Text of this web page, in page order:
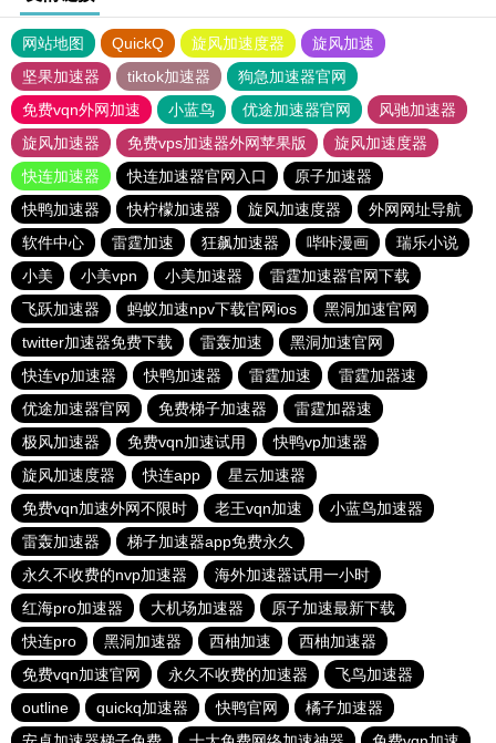
网站地图 QuickQ 旋风加速度器
旋风加速
坚果加速器
tiktok加速器
狗急加速器官网
免费vqn外网加速
小蓝鸟 优途加速器官网
风驰加速器
旋风加速器
免费vps加速器外网苹果版
旋风加速度器
快连加速器
快连加速器官网入口
原子加速器
快鸭加速器
快柠檬加速器 旋风加速度器
外网网址导航
软件中心
雷霆加速 狂飙加速器 哔咔漫画
瑞乐小说
小美
小美vpn 小美加速器
雷霆加速器官网下载
飞跃加速器
蚂蚁加速npv下载官网ios
黑洞加速官网
twitter加速器免费下载
雷轰加速
黑洞加速官网
快连vp加速器
快鸭加速器 雷霆加速
雷霆加器速
优途加速器官网
免费梯子加速器
雷霆加器速
极风加速器
免费vqn加速试用
快鸭vp加速器
旋风加速度器
快连app
星云加速器
免费vqn加速外网不限时
老王vqn加速
小蓝鸟加速器
雷轰加速器
梯子加速器app免费永久
永久不收费的nvp加速器
海外加速器试用一小时
红海pro加速器
大机场加速器
原子加速最新下载
快连pro
黑洞加速器 西柚加速
西柚加速器
免费vqn加速官网
永久不收费的加速器
飞鸟加速器
outline
quickq加速器 快鸭官网
橘子加速器